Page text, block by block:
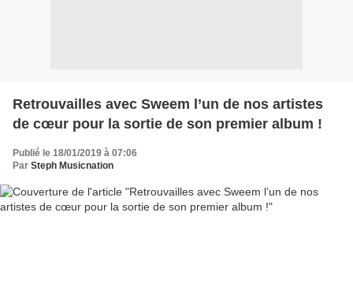
Retrouvailles avec Sweem l’un de nos artistes
de cœur pour la sortie de son premier album !
Publié le 18/01/2019 à 07:06
Par Steph Musicnation